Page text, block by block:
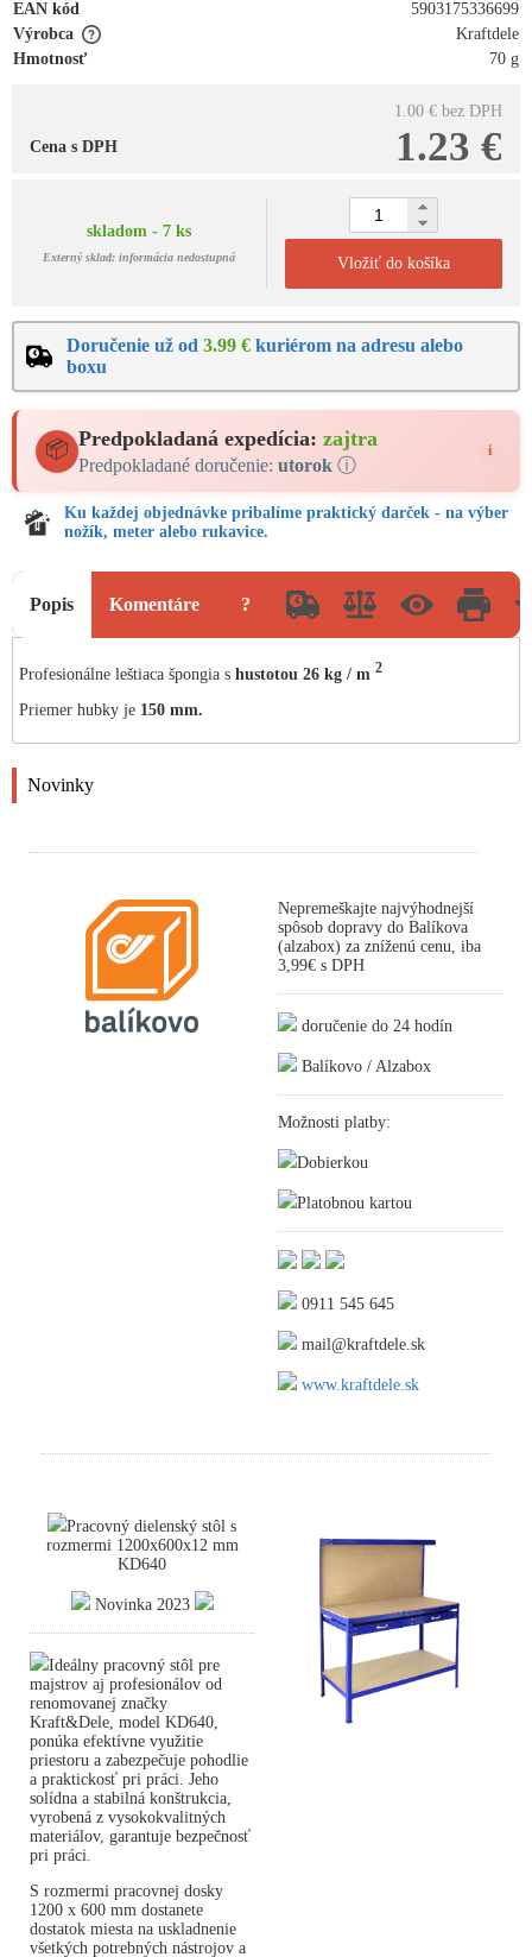
EAN kód
5903175336699
Výrobca
Kraftdele
Hmotnosť
70 g
1.00 € bez DPH
1.23 €
Cena s DPH
skladom - 7 ks
Externý sklad: informácia nedostupná Vložiť do košíka
Doručenie už od 3.99 € kuriérom na adresu alebo
boxu
📦 Predpokladaná expedícia: zajtra
Predpokladané doručenie: utorok ⓘ
i
Ku každej objednávke pribalíme praktický darček - na výber
nožík, meter alebo rukavice.
Popis Komentáre ?
Profesionálne leštiaca špongia s hustotou 26 kg / m 2
Priemer hubky je 150 mm.
Novinky
Nepremeškajte najvýhodnejší
spôsob dopravy do Balíkova
(alzabox) za zníženú cenu, iba
3,99€ s DPH
doručenie do 24 hodín
Balíkovo / Alzabox
Možnosti platby:
Dobierkou
Platobnou kartou
0911 545 645
mail@kraftdele.sk
www.kraftdele.sk
Pracovný dielenský stôl s
rozmermi 1200x600x12 mm
KD640
Novinka 2023
Ideálny pracovný stôl pre
majstrov aj profesionálov od
renomovanej značky
Kraft&Dele, model KD640,
ponúka efektívne využitie
priestoru a zabezpečuje pohodlie
a praktickosť pri práci. Jeho
solídna a stabilná konštrukcia,
vyrobená z vysokokvalitných
materiálov, garantuje bezpečnosť
pri práci.
S rozmermi pracovnej dosky
1200 x 600 mm dostanete
dostatok miesta na uskladnenie
všetkých potrebných nástrojov a